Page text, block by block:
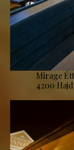
Mirage
4200